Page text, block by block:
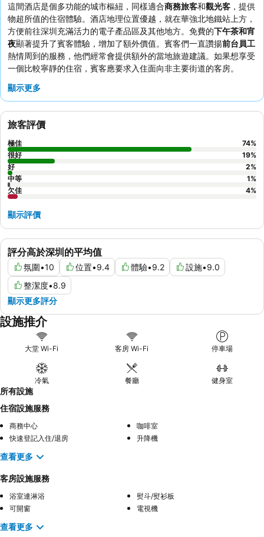
這間酒店是個多功能的城市樞紐，同樣適合商務旅客和觀光客 ，提供
物超所值的住宿體驗。酒店地理位置優越，就在華強北地鐵站上方，
方便前往深圳充滿活力的電子產品區及其他地方。免費的下午茶和宵
夜顯著提升了賓客體驗，增加了額外價值。賓客們一直讚揚前台員工
熱情周到的服務，他們經常會提供額外的當地旅遊建議。如果想享受
一個比較寧靜的住宿，賓客應要求入住面向非主要街道的客房。
顯示更多
評分高於深圳的平均值
氛圍•10 位置•9.4 體驗•9.2 設施•9.0
整潔度•8.9
顯示更多評分
旅客評價
極佳 74%
很好
19%
好
2%
中等
1%
欠佳
4%
顯示評價
設施推介
大堂 Wi-Fi 客房 Wi-Fi 停車場
冷氣 餐廳 健身室
所有設施
住宿設施服務
商務中心
咖啡室
快速登記入住/退房
升降機
查看更多
客房設施服務
浴室連淋浴
熨斗/熨衫板
可開窗
電視機
查看更多